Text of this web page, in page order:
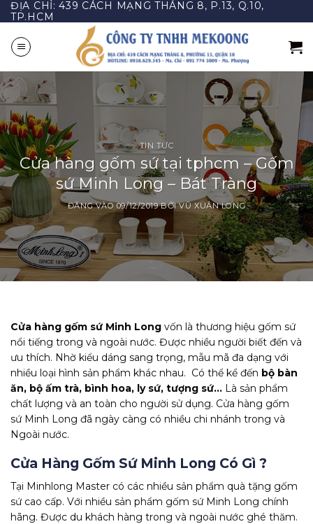
Bỏ
qua
nội
dung
ĐỊA CHỈ: 439 CÁCH MẠNG THÁNG 8, P.13, Q.10,
TP.HCM
TIN TỨC
Cửa hàng gốm sứ tại tphcm – Gốm
sứ Minh Long – Bát Tràng
ĐĂNG VÀO09/12/2019 BỞIVŨ XUÂN LONG
Cửa hàng gốm sứ Minh Long vốn là thương hiệu gốm sứ
nổi tiếng trong và ngoài nước. Được nhiều người biết đến và
ưu thích. Nhờ kiểu dáng sang trọng, mẫu mã đa dạng với
nhiều loại hình sản phẩm khác nhau. Có thể kể đến bộ bàn
ăn, bộ ấm trà, bình hoa, ly sứ, tượng sứ… Là sản phẩm
chất lượng và an toàn cho người sử dụng. Cửa hàng gốm
sứ Minh Long đã ngày càng có nhiều chi nhánh trong và
Ngoài nước.
Cửa Hàng Gốm Sứ Minh Long Có Gì ?
Tại Minhlong Master có các nhiều sản phẩm quà tặng gốm
sứ cao cấp. Với nhiều sản phẩm gốm sứ Minh Long chính
hãng. Được du khách hàng trong và ngoài nước ghé thăm.